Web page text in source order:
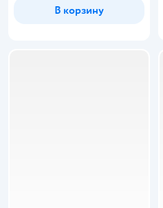
В корзину